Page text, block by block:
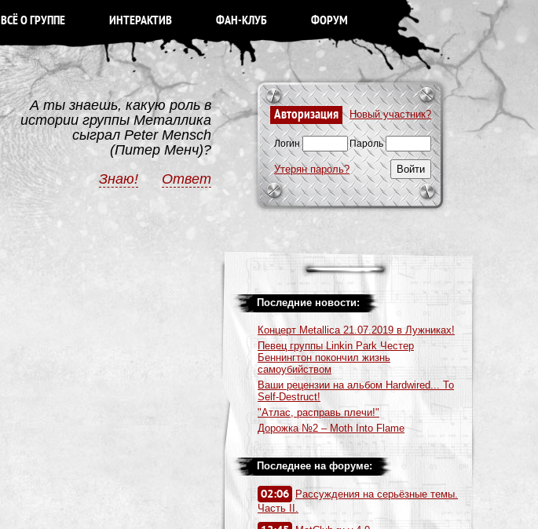
ВСЁ О ГРУППЕ ИНТЕРАКТИВ ФАН-КЛУБ ФОРУМ
Авторизация Новый участник?
Логин Пароль
Утерян пароль?
А ты знаешь, какую роль в
истории группы Металлика
сыграл Peter Mensch
(Питер Менч)?
Знаю!
Ответ
Последние новости:
Концерт Metallica 21.07.2019 в Лужниках!
Певец группы Linkin Park Честер
Беннингтон покончил жизнь
самоубийством
Ваши рецензии на альбом Hardwired... To
Self-Destruct!
"Атлас, расправь плечи!"
Дорожка №2 – Moth Into Flame
Последнее на форуме:
02:06
Рассуждения на серьёзные темы.
Часть II.